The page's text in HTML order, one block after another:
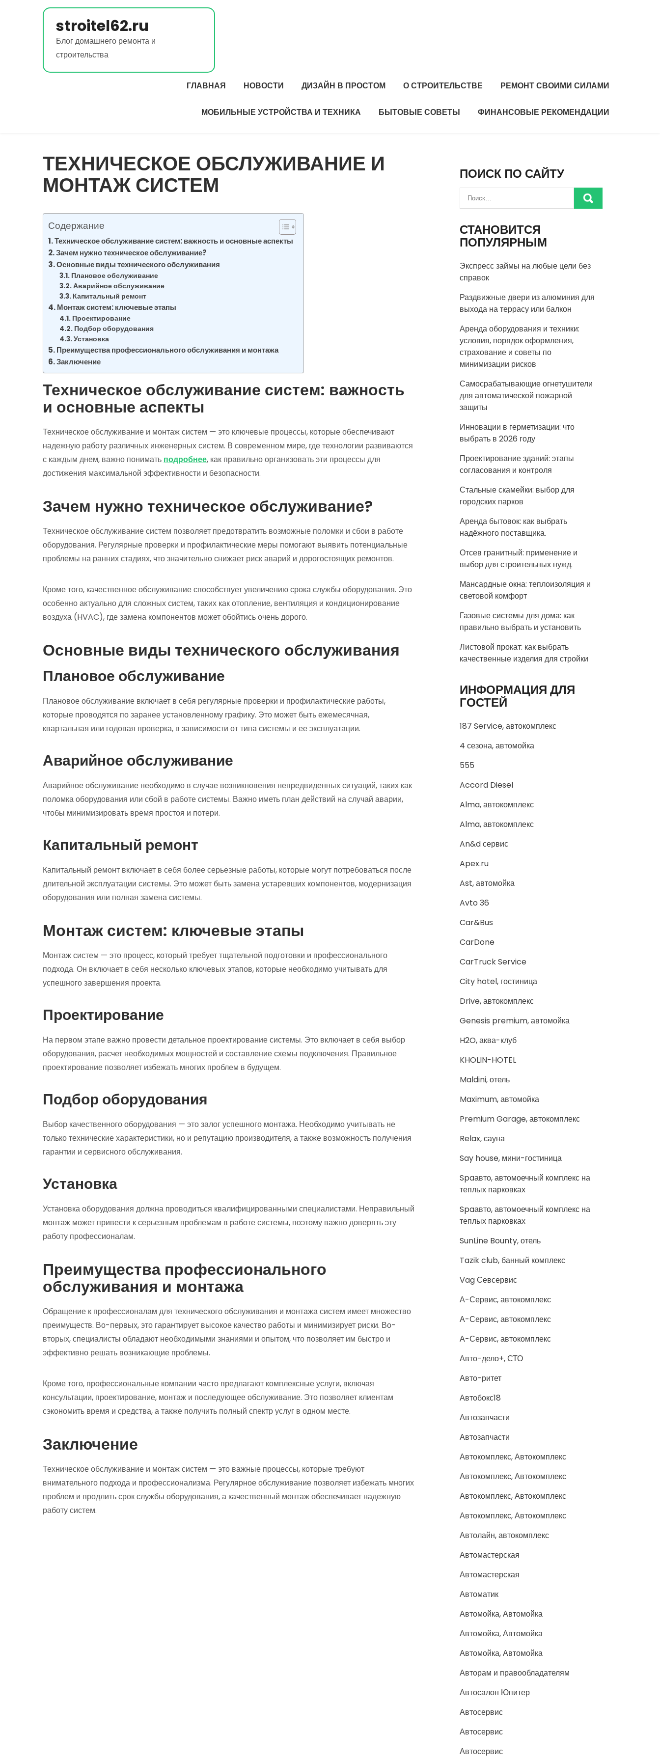
stroitel62.ru
Блог домашнего ремонта и
строительства
ГЛАВНАЯ НОВОСТИ ДИЗАЙН В ПРОСТОМ О СТРОИТЕЛЬСТВЕ РЕМОНТ СВОИМИ СИЛАМИ
МОБИЛЬНЫЕ УСТРОЙСТВА И ТЕХНИКА БЫТОВЫЕ СОВЕТЫ ФИНАНСОВЫЕ РЕКОМЕНДАЦИИ
ТЕХНИЧЕСКОЕ ОБСЛУЖИВАНИЕ И
МОНТАЖ СИСТЕМ
Содержание
Техническое обслуживание систем: важность и основные аспекты
Зачем нужно техническое обслуживание?
Основные виды технического обслуживания
Плановое обслуживание
Аварийное обслуживание
Капитальный ремонт
Монтаж систем: ключевые этапы
Проектирование
Подбор оборудования
Установка
Преимущества профессионального обслуживания и монтажа
Заключение
Техническое обслуживание систем: важность
и основные аспекты
Техническое обслуживание и монтаж систем — это ключевые процессы, которые обеспечивают
надежную работу различных инженерных систем. В современном мире, где технологии развиваются
с каждым днем, важно понимать подробнее, как правильно организовать эти процессы для
достижения максимальной эффективности и безопасности.
Зачем нужно техническое обслуживание?
Техническое обслуживание систем позволяет предотвратить возможные поломки и сбои в работе
оборудования. Регулярные проверки и профилактические меры помогают выявить потенциальные
проблемы на ранних стадиях, что значительно снижает риск аварий и дорогостоящих ремонтов.
Кроме того, качественное обслуживание способствует увеличению срока службы оборудования. Это
особенно актуально для сложных систем, таких как отопление, вентиляция и кондиционирование
воздуха (HVAC), где замена компонентов может обойтись очень дорого.
Основные виды технического обслуживания
Плановое обслуживание
Плановое обслуживание включает в себя регулярные проверки и профилактические работы,
которые проводятся по заранее установленному графику. Это может быть ежемесячная,
квартальная или годовая проверка, в зависимости от типа системы и ее эксплуатации.
Аварийное обслуживание
Аварийное обслуживание необходимо в случае возникновения непредвиденных ситуаций, таких как
поломка оборудования или сбой в работе системы. Важно иметь план действий на случай аварии,
чтобы минимизировать время простоя и потери.
Капитальный ремонт
Капитальный ремонт включает в себя более серьезные работы, которые могут потребоваться после
длительной эксплуатации системы. Это может быть замена устаревших компонентов, модернизация
оборудования или полная замена системы.
Монтаж систем: ключевые этапы
Монтаж систем — это процесс, который требует тщательной подготовки и профессионального
подхода. Он включает в себя несколько ключевых этапов, которые необходимо учитывать для
успешного завершения проекта.
Проектирование
На первом этапе важно провести детальное проектирование системы. Это включает в себя выбор
оборудования, расчет необходимых мощностей и составление схемы подключения. Правильное
проектирование позволяет избежать многих проблем в будущем.
Подбор оборудования
Выбор качественного оборудования — это залог успешного монтажа. Необходимо учитывать не
только технические характеристики, но и репутацию производителя, а также возможность получения
гарантии и сервисного обслуживания.
Установка
Установка оборудования должна проводиться квалифицированными специалистами. Неправильный
монтаж может привести к серьезным проблемам в работе системы, поэтому важно доверять эту
работу профессионалам.
Преимущества профессионального
обслуживания и монтажа
Обращение к профессионалам для технического обслуживания и монтажа систем имеет множество
преимуществ. Во-первых, это гарантирует высокое качество работы и минимизирует риски. Во-
вторых, специалисты обладают необходимыми знаниями и опытом, что позволяет им быстро и
эффективно решать возникающие проблемы.
Кроме того, профессиональные компании часто предлагают комплексные услуги, включая
консультации, проектирование, монтаж и последующее обслуживание. Это позволяет клиентам
сэкономить время и средства, а также получить полный спектр услуг в одном месте.
Заключение
Техническое обслуживание и монтаж систем — это важные процессы, которые требуют
внимательного подхода и профессионализма. Регулярное обслуживание позволяет избежать многих
проблем и продлить срок службы оборудования, а качественный монтаж обеспечивает надежную
работу систем.
ПОИСК ПО САЙТУ
СТАНОВИТСЯ
ПОПУЛЯРНЫМ
Экспресс займы на любые цели без
справок
Раздвижные двери из алюминия для
выхода на террасу или балкон
Аренда оборудования и техники:
условия, порядок оформления,
страхование и советы по
минимизации рисков
Самосрабатывающие огнетушители
для автоматической пожарной
защиты
Инновации в герметизации: что
выбрать в 2026 году
Проектирование зданий: этапы
согласования и контроля
Стальные скамейки: выбор для
городских парков
Аренда бытовок: как выбрать
надёжного поставщика.
Отсев гранитный: применение и
выбор для строительных нужд.
Мансардные окна: теплоизоляция и
световой комфорт
Газовые системы для дома: как
правильно выбрать и установить
Листовой прокат: как выбрать
качественные изделия для стройки
ИНФОРМАЦИЯ ДЛЯ
ГОСТЕЙ
187 Service, автокомплекс
4 сезона, автомойка
555
Accord Diesel
Alma, автокомплекс
Alma, автокомплекс
An&d сервис
Apex.ru
Ast, автомойка
Avto 36
Car&Bus
CarDone
CarTruck Service
City hotel, гостиница
Drive, автокомплекс
Genesis premium, автомойка
H2O, аква-клуб
KHOLIN-HOTEL
Maldini, отель
Maximum, автомойка
Premium Garage, автокомплекс
Relax, сауна
Say house, мини-гостиница
Spaавто, автомоечный комплекс на
теплых парковках
Spaавто, автомоечный комплекс на
теплых парковках
SunLine Bounty, отель
Tazik club, банный комплекс
Vag Севсервис
А-Сервис, автокомплекс
А-Сервис, автокомплекс
А-Сервис, автокомплекс
Авто-дело+, СТО
Авто-ритет
Автобокс18
Автозапчасти
Автозапчасти
Автокомплекс, Автокомплекс
Автокомплекс, Автокомплекс
Автокомплекс, Автокомплекс
Автокомплекс, Автокомплекс
Автолайн, автокомплекс
Автомастерская
Автомастерская
Автоматик
Автомойка, Автомойка
Автомойка, Автомойка
Автомойка, Автомойка
Авторам и правообладателям
Автосалон Юпитер
Автосервис
Автосервис
Автосервис